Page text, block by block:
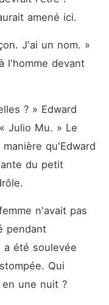
amené ici.
J'ai un nom. »
l'homme devant
? » Edward
Julio Mu. » Le
qu'Edward
du petit
n'avait pas
pendant
a été soulevée
Qui
une nuit ?